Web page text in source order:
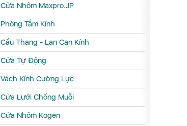
Cửa Nhôm Maxpro.JP
Phòng Tắm Kính
Cầu Thang - Lan Can Kính
Cửa Tự Động
Vách Kính Cường Lực
Cửa Lưới Chống Muỗi
Cửa Nhôm Kogen